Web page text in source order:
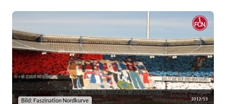
Bild: Faszination Nordkurve 2012/13